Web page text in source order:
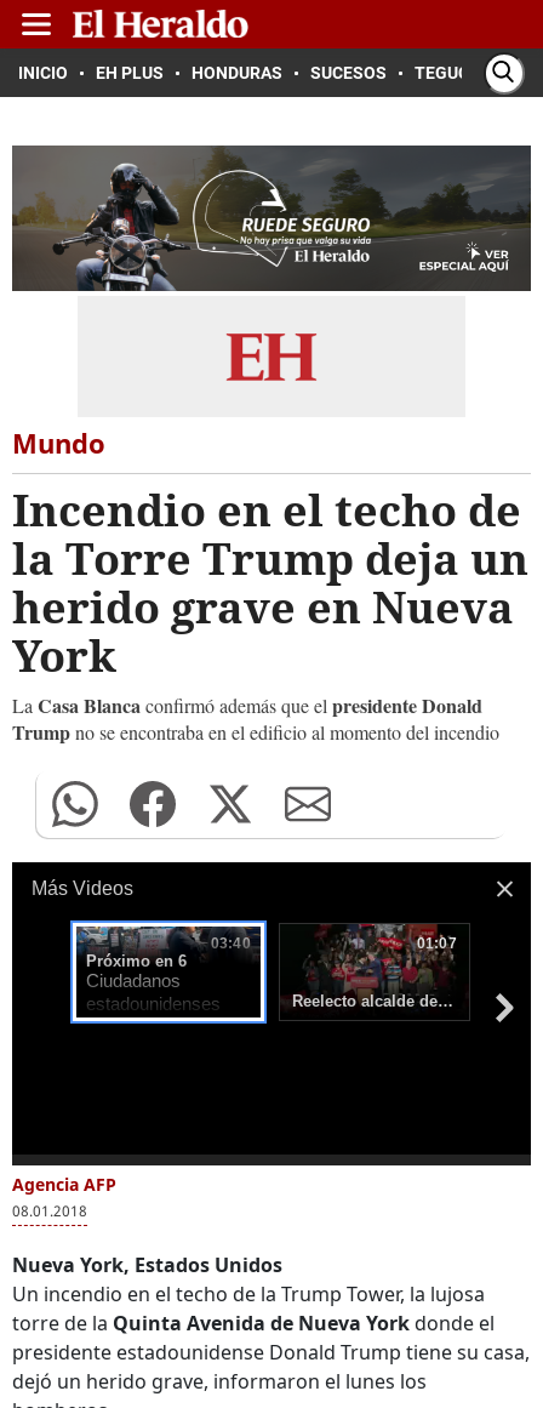
INICIO EH PLUS HONDURAS SUCESOS TEGUCIGALPA
Mundo
Incendio en el techo de
la Torre Trump deja un
herido grave en Nueva
York
La Casa Blancaconfirmó además que el presidente Donald
Trumpno se encontraba en el edificio al momento del incendio
Más Videos
03:40
Próximo en 5
Ciudadanos
estadounidenses
llegan con pancartas
01:07
Reelecto alcalde demócrata de Nueva York desafía a Trump
0
seconds
of
12
Más Videos
Ciudadanos
estadounidenses
llegan con pancartas
Reelecto alcalde
demócrata de Nueva
York desafía a
Agencia AFP
08.01.2018
Nueva York, Estados Unidos
Un incendio en el techo de la Trump Tower, la lujosa
torre de la Quinta Avenida de Nueva Yorkdonde el
presidente estadounidense Donald Trump tiene su casa,
dejó un herido grave, informaron el lunes los